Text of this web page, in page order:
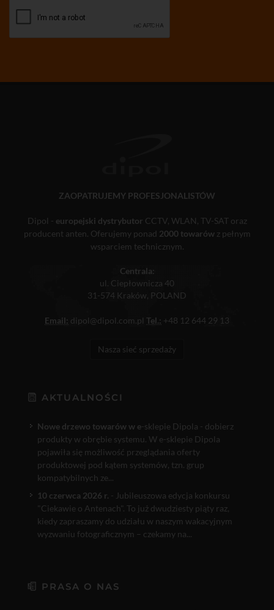
ZAOPATRUJEMY PROFESJONALISTÓW
Dipol - europejski dystrybutor CCTV, WLAN, TV-SAT oraz
producent anten. Oferujemy ponad 2000 towarówz pełnym
wsparciem technicznym.
Centrala:
ul. Ciepłownicza 40
31-574 Kraków, POLAND
Email: dipol@dipol.com.pl Tel.: +48 12 644 29 13
Nasza sieć sprzedaży
AKTUALNOŚCI
Nowe drzewo towarów w e-sklepie Dipola - dobierz
produkty w obrębie systemu. W e-sklepie Dipola
pojawiła się możliwość przeglądania oferty
produktowej pod kątem systemów, tzn. grup
kompatybilnych ze...
10 czerwca 2026 r. - Jubileuszowa edycja konkursu
"Ciekawie o Antenach". To już dwudziesty piąty raz,
kiedy zapraszamy do udziału w naszym wakacyjnym
wyzwaniu fotograficznym – czekamy na...
PRASA O NAS